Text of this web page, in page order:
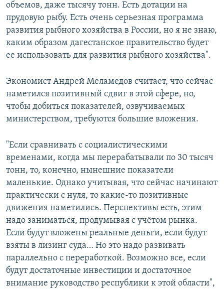
объемов, даже тысячу тонн. Есть дотации на
прудовую рыбу. Есть очень серьезная программа
развития рыбного хозяйства в России, но я не знаю,
каким образом дагестанское правительство будет
ее использовать для развития рыбного хозяйства".
Экономист Андрей Меламедов считает, что сейчас
наметился позитивный сдвиг в этой сфере, но,
чтобы добиться показателей, озвучиваемых
министерством, требуются большие вложения.
"Если сравнивать с социалистическими
временами, когда мы перерабатывали по 30 тысяч
тонн, то, конечно, нынешние показатели
маленькие. Однако учитывая, что сейчас начинают
практически с нуля, то какие-то позитивные
движения наметились. Перспективы есть, этим
надо заниматься, продумывая с учётом рынка.
Если будут вложены реальные деньги, если будут
взяты в лизинг суда… Но это надо развивать
параллельно с переработкой. Возможно все, если
будут достаточные инвестиции и достаточное
внимание руководство республики к этой области",